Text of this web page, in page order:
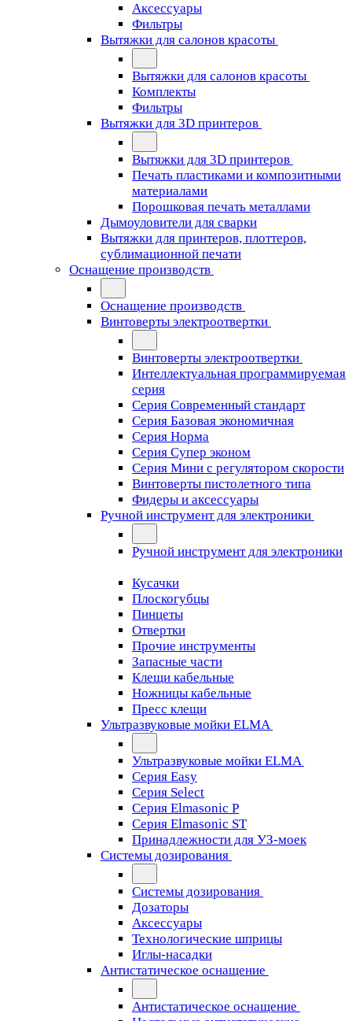
Аксессуары
Фильтры
Вытяжки для салонов красоты
Вытяжки для салонов красоты
Комплекты
Фильтры
Вытяжки для 3D принтеров
Вытяжки для 3D принтеров
Печать пластиками и композитными
материалами
Порошковая печать металлами
Дымоуловители для сварки
Вытяжки для принтеров, плоттеров,
сублимационной печати
Оснащение производств
Оснащение производств
Винтоверты электроотвертки
Винтоверты электроотвертки
Интеллектуальная программируемая
серия
Серия Современный стандарт
Серия Базовая экономичная
Серия Норма
Серия Cупер эконом
Серия Мини с регулятором скорости
Винтоверты пистолетного типа
Фидеры и аксессуары
Ручной инструмент для электроники
Ручной инструмент для электроники
Кусачки
Плоскогубцы
Пинцеты
Отвертки
Прочие инструменты
Запасные части
Клещи кабельные
Ножницы кабельные
Пресс клещи
Ультразвуковые мойки ELMA
Ультразвуковые мойки ELMA
Серия Easy
Серия Select
Серия Elmasonic P
Серия Elmasonic ST
Принадлежности для УЗ-моек
Системы дозирования
Системы дозирования
Дозаторы
Аксессуары
Технологические шприцы
Иглы-насадки
Антистатическое оснащение
Антистатическое оснащение